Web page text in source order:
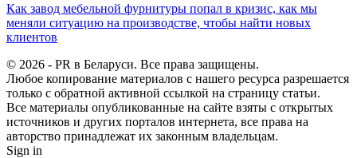
Как завод мебельной фурнитуры попал в кризис, как мы
меняли ситуацию на производстве, чтобы найти новых
клиентов
© 2026 - PR в Беларуси. Все права защищены.
Любое копирование материалов с нашего ресурса разрешается
только с обратной активной ссылкой на страницу статьи.
Все материалы опубликованные на сайте взяты с открытых
источников и других порталов интернета, все права на
авторство принадлежат их законным владельцам.
Sign in